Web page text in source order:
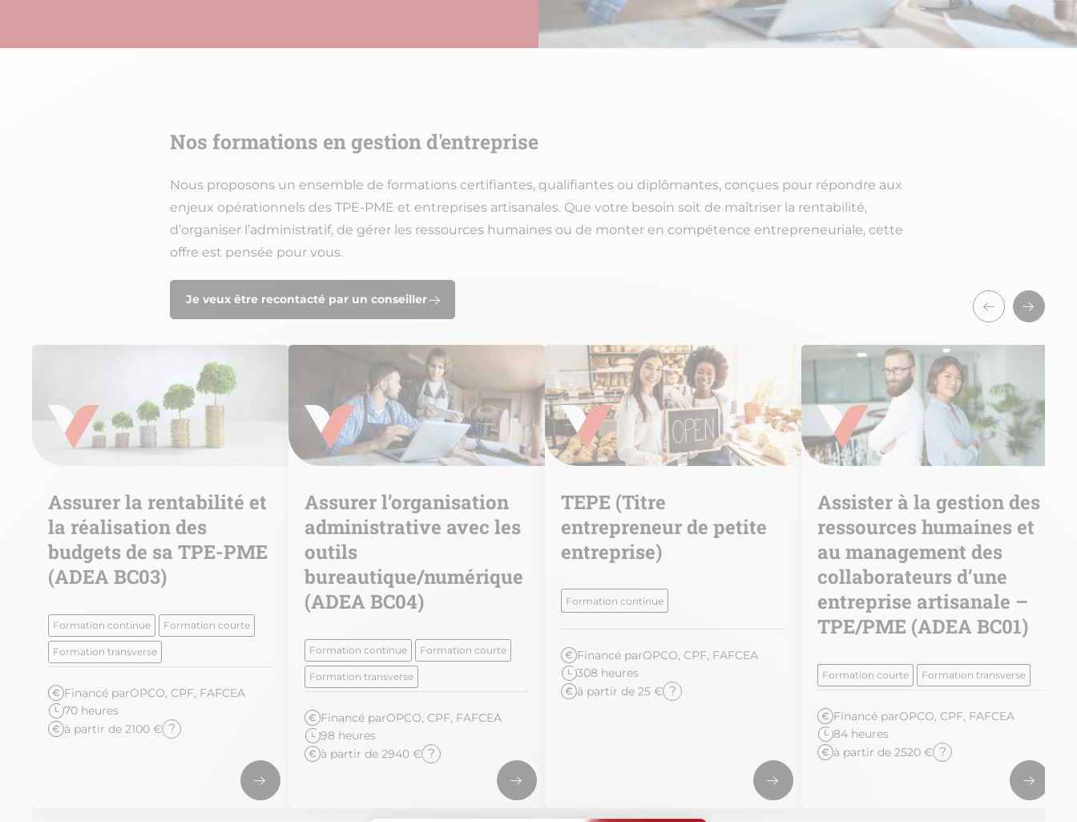
Nos formations en gestion d'entreprise
Nous proposons un ensemble de formations certifiantes, qualifiantes ou diplômantes, conçues pour répondre aux
enjeux opérationnels des TPE-PME et entreprises artisanales. Que votre besoin soit de maîtriser la rentabilité,
d’organiser l’administratif, de gérer les ressources humaines ou de monter en compétence entrepreneuriale, cette
offre est pensée pour vous.
Je veux être recontacté par un conseiller
Assurer la rentabilité et
la réalisation des
budgets de sa TPE-PME
(ADEA BC03)
Formation continue Formation courte
Formation transverse
Financé parOPCO, CPF, FAFCEA
70 heures
à partir de 2100 € ?
Assurer l’organisation
administrative avec les
outils
bureautique/numérique
(ADEA BC04)
Formation continue Formation courte
Formation transverse
Financé parOPCO, CPF, FAFCEA
98 heures
à partir de 2940 € ?
TEPE (Titre
entrepreneur de petite
entreprise)
Formation continue
Financé parOPCO, CPF, FAFCEA
308 heures
à partir de 25 € ?
Assister à la gestion des
ressources humaines et
au management des
collaborateurs d’une
entreprise artisanale –
TPE/PME (ADEA BC01)
Formation courte Formation transverse
Financé parOPCO, CPF, FAFCEA
84 heures
à partir de 2520 € ?